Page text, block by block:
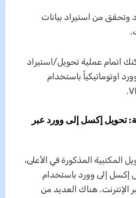
وتحقق من استيراد بيانات
اتمام عملية تحويل/استيراد
اوتوماتيكياً باستخدام
تحويل إكسل إلى وورد عبر
المكتبية المذكورة في الأعلى،
إكسل إلى وورد باستخدام
الإنترنت. هناك العديد من